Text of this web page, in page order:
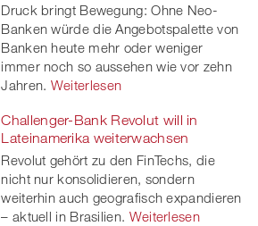
Druck bringt Bewegung: Ohne Neo-
Banken würde die Angebotspalette von
Banken heute mehr oder weniger
immer noch so aussehen wie vor zehn
Jahren. Weiterlesen
Challenger-Bank Revolut will in
Lateinamerika weiterwachsen
Revolut gehört zu den FinTechs, die
nicht nur konsolidieren, sondern
weiterhin auch geografisch expandieren
– aktuell in Brasilien. Weiterlesen